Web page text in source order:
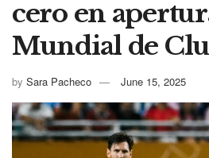
cero en
Mundial de
by Sara Pacheco June 15, 2025